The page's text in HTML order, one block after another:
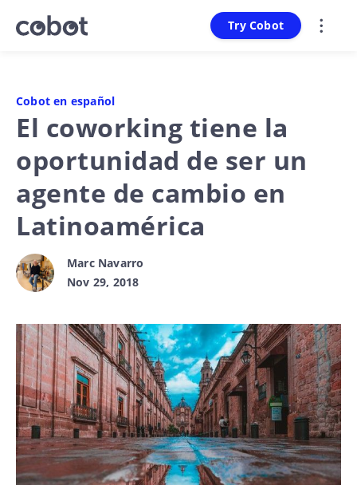
Try Cobot
Cobot en español
El coworking tiene la
oportunidad de ser un
agente de cambio en
Latinoamérica
Marc Navarro
Nov 29, 2018